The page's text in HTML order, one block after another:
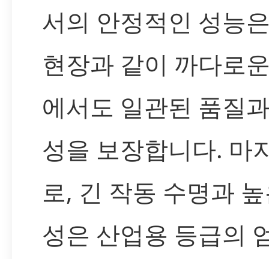
서의 안정적인 성능
현장과 같이 까다로
에서도 일관된 품질
성을 보장합니다. 마
로, 긴 작동 수명과
성은 산업용 등급의